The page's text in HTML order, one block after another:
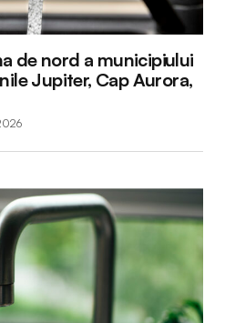
de nord a municipiului
Jupiter, Cap Aurora,